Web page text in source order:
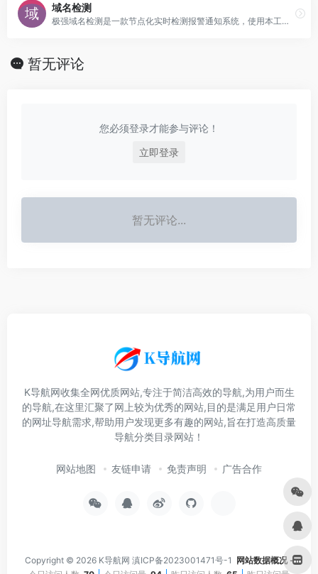
域名检测
极强域名检测是一款节点化实时检测报警通知系统，使用本工具你可以知道域名状态、链接状态、网络状态、链接是否打开异常、域名是否掉备案等
暂无评论
您必须登录才能参与评论！
立即登录
暂无评论...
K导航网收集全网优质网站,专注于简洁高效的导航,为用户而生
的导航,在这里汇聚了网上较为优秀的网站,目的是满足用户日常
的网址导航需求,帮助用户发现更多有趣的网站,旨在打造高质量
导航分类目录网站！
网站地图 友链申请 免责声明 广告合作
Copyright © 2026 K导航网 滇ICP备2023001471号-1 网站数据概况 -